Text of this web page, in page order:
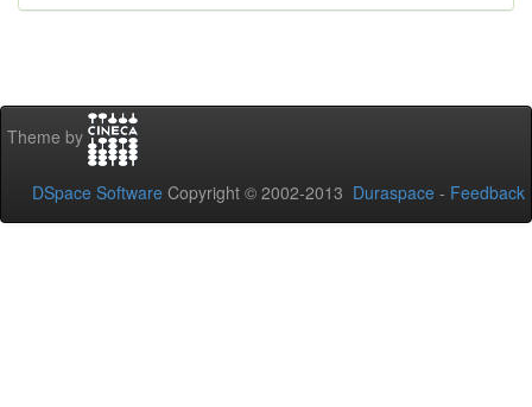
Theme by
DSpace Software Copyright © 2002-2013 Duraspace - Feedback